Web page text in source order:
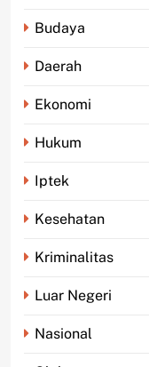
Budaya
Daerah
Ekonomi
Hukum
Iptek
Kesehatan
Kriminalitas
Luar Negeri
Nasional